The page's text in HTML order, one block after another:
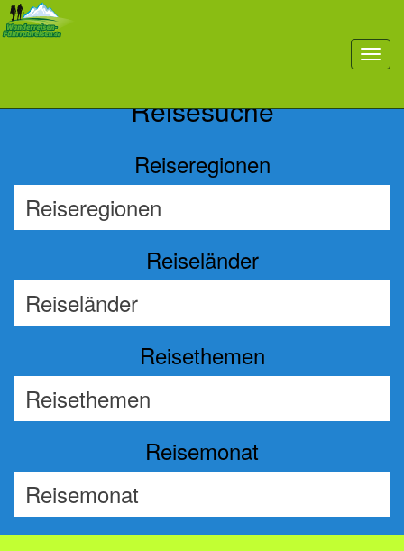
toggle
Reisesuche
Reiseregionen
Reiseländer
Reisethemen
Reisemonat